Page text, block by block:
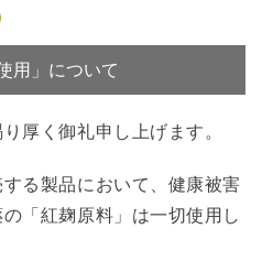
用」について
厚く御礼申し上げます。
る製品において、健康被害
「紅麹原料」は一切使用し